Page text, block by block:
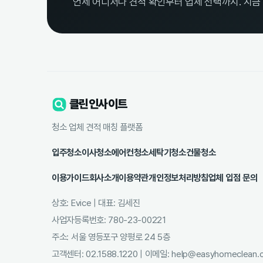
클린인사이트
청소 업체 견적 매칭 플랫폼
입주청소이사청소에어컨청소세탁기청소건물청소
이용가이드회사소개이용약관개인정보처리방침업체 입점 문의
상호: Evice | 대표: 김세진
사업자등록번호: 780-23-00221
주소: 서울 영등포구 양평로 24 5층
고객센터: 02.1588.1220 | 이메일: